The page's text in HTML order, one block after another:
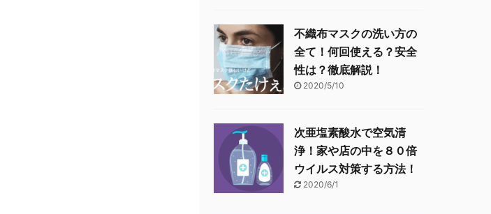
不織布マスクの洗い方の
全て！何回使える？安全
性は？徹底解説！
2020/5/10
次亜塩素酸水で空気清
浄！家や店の中を８０倍
ウイルス対策する方法！
2020/6/1